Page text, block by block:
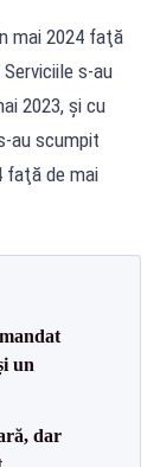
mai 2024 faţă
s-au
2023, şi cu
au scumpit
faţă de mai
un
dar